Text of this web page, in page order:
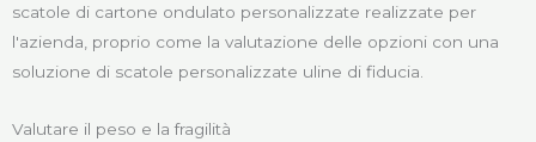
scatole di cartone ondulato personalizzate realizzate per
l'azienda, proprio come la valutazione delle opzioni con una
soluzione di scatole personalizzate uline di fiducia.
Valutare il peso e la fragilità